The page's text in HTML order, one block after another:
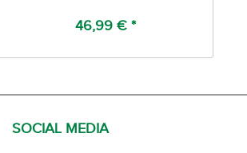
46,99 € *
SOCIAL MEDIA